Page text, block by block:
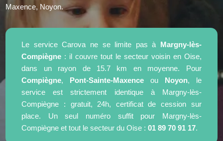
Maxence, Noyon.
Le service Carova ne se limite pas à Margny-lès-
Compiègne : il couvre tout le secteur voisin en Oise,
dans un rayon de 15.7 km en moyenne. Pour
Compiègne, Pont-Sainte-Maxence ou Noyon, le
service est strictement identique à Margny-lès-
Compiègne : gratuit, 24h, certificat de cession sur
place. Un seul numéro suffit pour Margny-lès-
Compiègne et tout le secteur du Oise :01 89 70 91 17.